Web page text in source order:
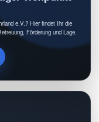
e.V.? Hier findet Ihr die
Förderung und Lage.